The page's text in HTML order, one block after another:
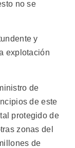
no se
y
explotación
de
de este
protegido de
zonas del
de